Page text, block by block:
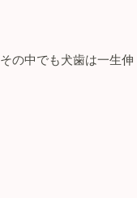
その中でも犬歯は一生伸